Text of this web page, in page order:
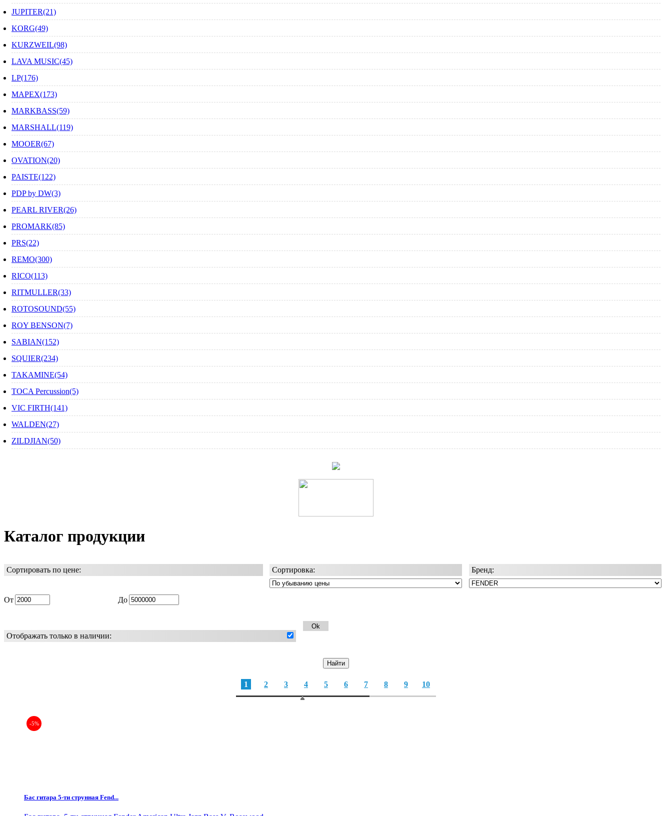
JUPITER(21)
KORG(49)
KURZWEIL(98)
LAVA MUSIC(45)
LP(176)
MAPEX(173)
MARKBASS(59)
MARSHALL(119)
MOOER(67)
OVATION(20)
PAISTE(122)
PDP by DW(3)
PEARL RIVER(26)
PROMARK(85)
PRS(22)
REMO(300)
RICO(113)
RITMULLER(33)
ROTOSOUND(55)
ROY BENSON(7)
SABIAN(152)
SQUIER(234)
TAKAMINE(54)
TOCA Percussion(5)
VIC FIRTH(141)
WALDEN(27)
ZILDJIAN(50)
Каталог продукции
Сортировать по цене:
От До
Сортировка: Бренд:
Отображать только в наличии:
1 2 3 4 5 6 7 8 9 10
-5%
Бас гитара 5-ти струнная Fend...